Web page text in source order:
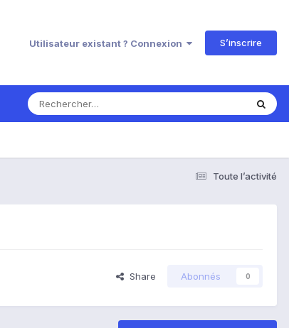
Utilisateur existant ? Connexion S’inscrire
Toute l’activité
Share Abonnés 0